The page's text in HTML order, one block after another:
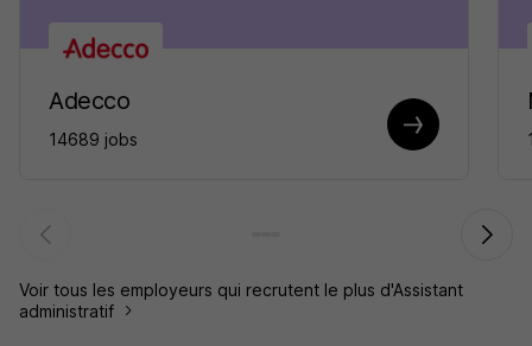
Adecco
14689 jobs
Voir tous les employeurs qui recrutent le plus d'Assistant
administratif